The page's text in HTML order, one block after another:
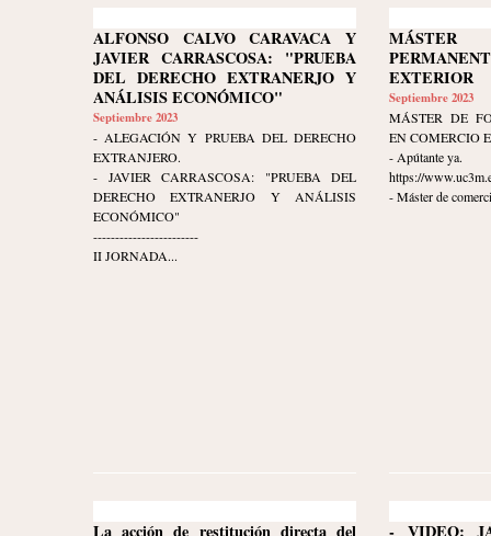
ALFONSO CALVO CARAVACA Y
JAVIER CARRASCOSA: "PRUEBA
DEL DERECHO EXTRANERJO Y
ANÁLISIS ECONÓMICO"
Septiembre 2023
- ALEGACIÓN Y PRUEBA DEL DERECHO
EXTRANJERO.
- JAVIER CARRASCOSA: "PRUEBA DEL
DERECHO EXTRANERJO Y ANÁLISIS
ECONÓMICO"
------------------------
II JORNADA...
MÁSTER
EXTERIOR
Septiembre 2023
MÁSTER DE
EN COMERCIO
- Apútante ya.
https://
- Máster de
La acción de restitución directa del
- VIDEO: